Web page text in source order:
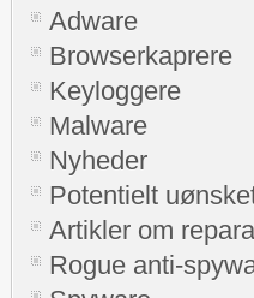
Adware
Browserkaprere
Keyloggere
Malware
Nyheder
Potentielt
Artikler om
Rogue anti-